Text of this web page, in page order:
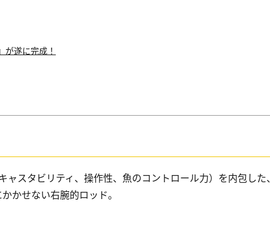
遂に完成！
スタビリティ、操作性、魚のコントロール力）を内包した、
かせない右腕的ロッド。